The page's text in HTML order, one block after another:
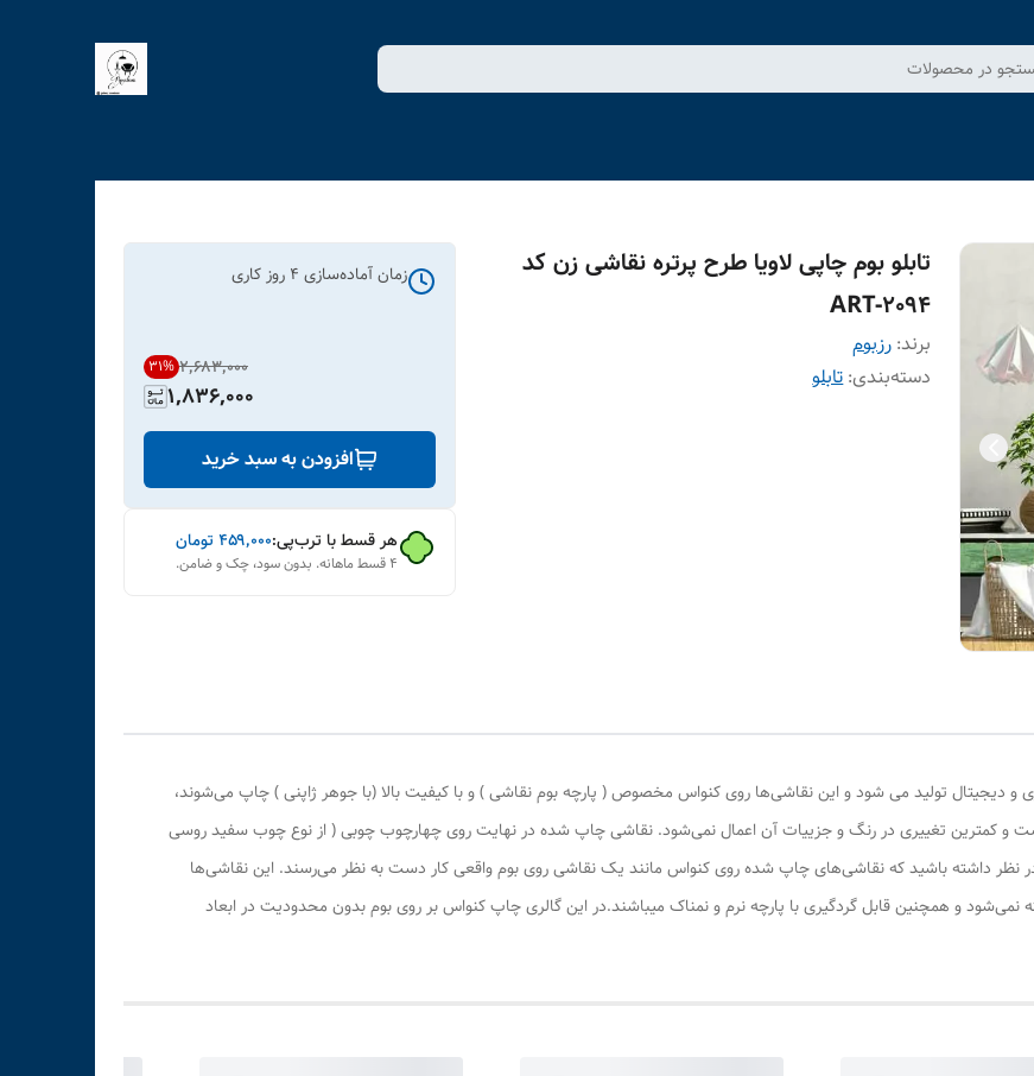
در محصولات
تابلو بوم چاپی لاویا طرح پرتره نقاشی زن کد
ART-2094
برند: رزبوم
دسته‌بندی:تابلو
زمان آماده‌سازی 4 روز کاری
۲٬۶۸۳٬۰۰۰ 31%
1,836,000
افزودن به سبد خرید
هر قسط با ترب‌پی:۴۵۹٬۰۰۰ تومان
۴ قسط ماهانه. بدون سود، چک و ضامن.
تولید می شود و این نقاشی‌ها روی کنواس مخصوص ( پارچه بوم نقاشی ) و با کیفیت بالا (با جوهر ژاپنی ) چاپ می‌شوند،
است و کمترین تغییری در رنگ و جزییات آن اعمال نمی‌شود. نقاشی چاپ شده در نهایت روی چهارچوب چوبی ( از نوع چوب سفید روسی
نظر داشته باشید که نقاشی‌های چاپ شده روی کنواس مانند یک نقاشی روی بوم واقعی کار دست به نظر می‌رسند. این نقاشی‌ها
و همچنین قابل گردگیری با پارچه نرم و نمناک میباشند.در این گالری چاپ کنواس بر روی بوم بدون محدودیت در ابعاد